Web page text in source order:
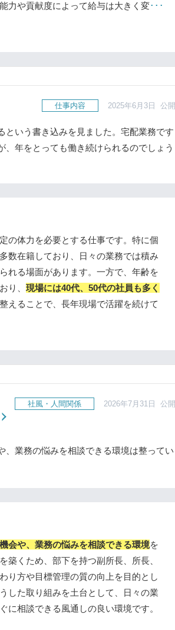
力や貢献度によって給与は大きく変･･･
仕事内容 2025年6月3日 公開
という書き込みを見ました。宅配業務です
年をとっても働き続けられるのでしょう
の体力を必要とする仕事です。特に個
数在籍しており、日々の業務では積み
れる場面があります。一方で、年齢を
り、 現場には40代、50代の社員も多く
えることで、長年現場で活躍を続けて
社風・人間関係 2026年7月31日 公開
、業務の悩みを相談できる環境は整ってい
会や、業務の悩みを相談できる環境を
築くため、部下を持つ副所長、所長、
り方や目標管理の質の向上を目的とし
した取り組みを土台として、日々の業
に相談できる風通しの良い環境です。